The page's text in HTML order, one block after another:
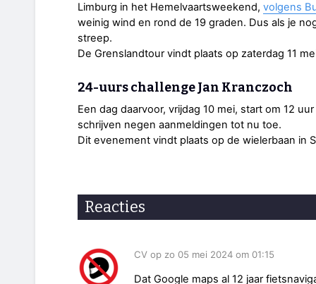
Limburg in het Hemelvaartsweekend, volgens
weinig wind en rond de 19 graden. Dus als je
streep.
De Grenslandtour vindt plaats op zaterdag 11
24-uurs challenge Jan Kranczoch
Een dag daarvoor, vrijdag 10 mei, start om 12
schrijven negen aanmeldingen tot nu toe.
Dit evenement vindt plaats op de wielerbaan in
Reacties
CV op zo 05 mei 2024 om 01:15
Dat Google maps al 12 jaar